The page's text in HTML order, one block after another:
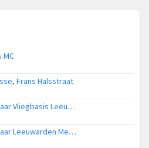
MC
Frans Halsstraat
Ambulancehelikopter naar Vliegbasis Leeuwarden
Ambulancehelikopter naar Leeuwarden Medical Center Heliport